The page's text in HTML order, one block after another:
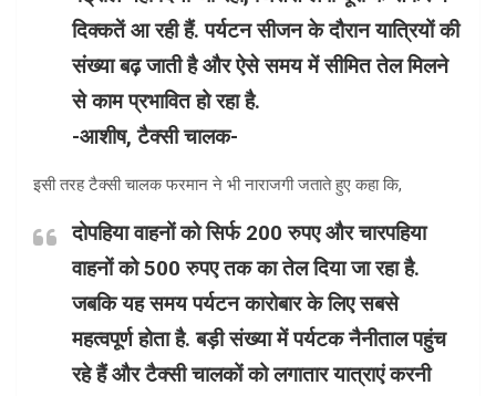
दिक्कतें आ रही हैं. पर्यटन सीजन के दौरान यात्रियों की
संख्या बढ़ जाती है और ऐसे समय में सीमित तेल मिलने
से काम प्रभावित हो रहा है.
-आशीष, टैक्सी चालक-
इसी तरह टैक्सी चालक फरमान ने भी नाराजगी जताते हुए कहा कि,
दोपहिया वाहनों को सिर्फ 200 रुपए और चारपहिया
वाहनों को 500 रुपए तक का तेल दिया जा रहा है.
जबकि यह समय पर्यटन कारोबार के लिए सबसे
महत्वपूर्ण होता है. बड़ी संख्या में पर्यटक नैनीताल पहुंच
रहे हैं और टैक्सी चालकों को लगातार यात्राएं करनी